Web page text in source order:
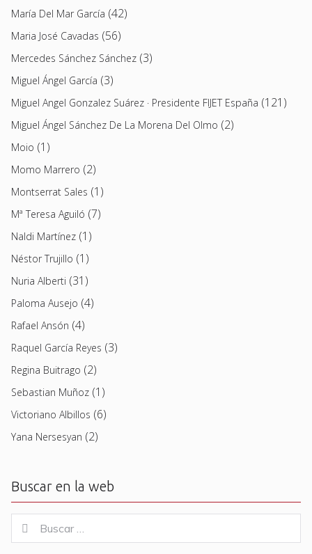
María Del Mar García (42)
Maria José Cavadas (56)
Mercedes Sánchez Sánchez (3)
Miguel Ángel García (3)
Miguel Angel Gonzalez Suárez · Presidente FIJET España (121)
Miguel Ángel Sánchez De La Morena Del Olmo (2)
Moio (1)
Momo Marrero (2)
Montserrat Sales (1)
Mª Teresa Aguiló (7)
Naldi Martínez (1)
Néstor Trujillo (1)
Nuria Alberti (31)
Paloma Ausejo (4)
Rafael Ansón (4)
Raquel García Reyes (3)
Regina Buitrago (2)
Sebastian Muñoz (1)
Victoriano Albillos (6)
Yana Nersesyan (2)
Buscar en la web
for:
Buscar